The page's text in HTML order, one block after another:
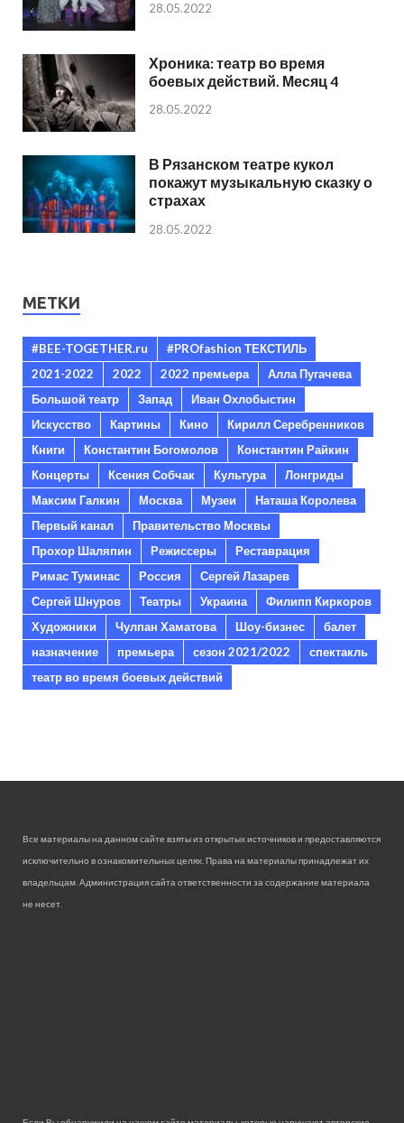
28.05.2022
Хроника: театр во время
боевых действий. Месяц 4
28.05.2022
В Рязанском театре кукол
покажут музыкальную сказку о
страхах
28.05.2022
МЕТКИ
#BEE-TOGETHER.ru
#PROfashion ТЕКСТИЛЬ
2021-2022
2022 2022 премьера
Алла Пугачева
Большой театр
Запад
Иван Охлобыстин
Искусство
Картины Кино
Кирилл Серебренников
Книги
Константин Богомолов
Константин Райкин
Концерты
Ксения Собчак Культура
Лонгриды
Максим Галкин
Москва Музеи
Наташа Королева
Первый канал
Правительство Москвы
Прохор Шаляпин
Режиссеры
Реставрация
Римас Туминас
Россия
Сергей Лазарев
Сергей Шнуров
Театры Украина
Филипп Киркоров
Художники
Чулпан Хаматова Шоу-бизнес
балет
назначение
премьера сезон 2021/2022
спектакль
театр во время боевых действий
Все материалы на данном сайте взяты из открытых источников и предоставляются
исключительно в ознакомительных целях. Права на материалы принадлежат их
владельцам. Администрация сайта ответственности за содержание материала
не несет.